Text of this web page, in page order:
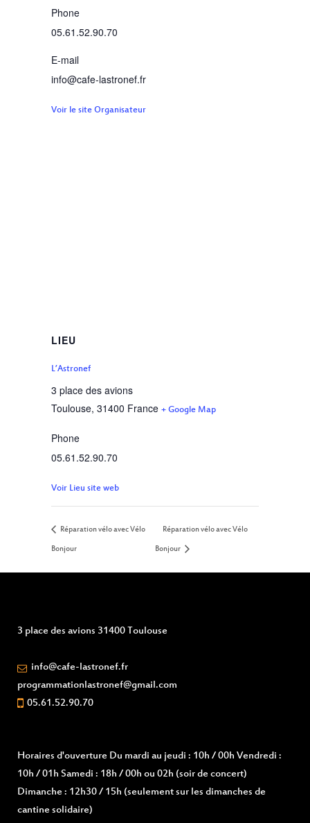
Phone
05.61.52.90.70
E-mail
info@cafe-lastronef.fr
Voir le site Organisateur
LIEU
L’Astronef
3 place des avions
Toulouse, 31400 France + Google Map
Phone
05.61.52.90.70
Voir Lieu site web
Réparation vélo avec Vélo
Bonjour
Réparation vélo avec Vélo
Bonjour
3 place des avions 31400 Toulouse
info@cafe-lastronef.fr
programmationlastronef@gmail.com
05.61.52.90.70
Horaires d'ouverture Du mardi au jeudi : 10h / 00h Vendredi :
10h / 01h Samedi : 18h / 00h ou 02h (soir de concert)
Dimanche : 12h30 / 15h (seulement sur les dimanches de
cantine solidaire)